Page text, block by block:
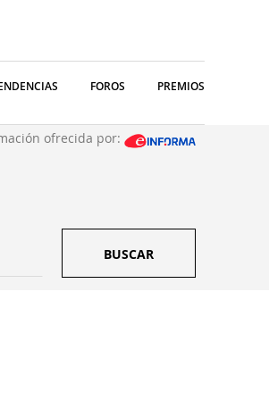
FOROS PREMIOS
ofrecida por:
BUSCAR